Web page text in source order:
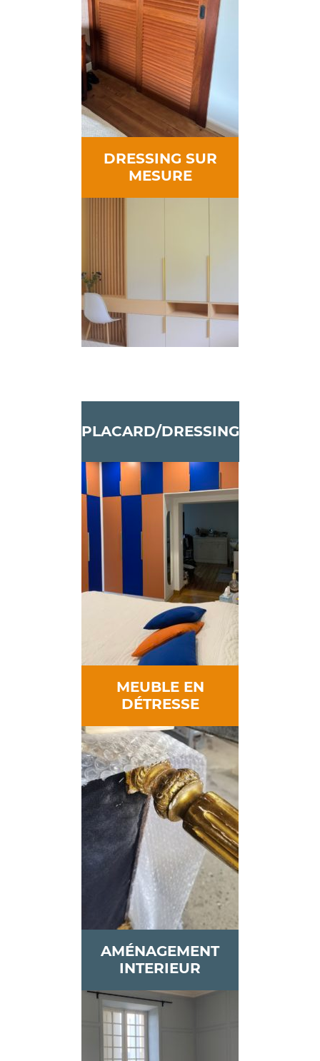
DRESSING SUR
MESURE
PLACARD/DRESSING
MEUBLE EN
DÉTRESSE
AMÉNAGEMENT
INTERIEUR